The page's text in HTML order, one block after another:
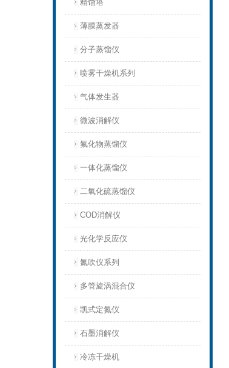
精馏塔
薄膜蒸发器
分子蒸馏仪
喷雾干燥机系列
气体发生器
微波消解仪
氟化物蒸馏仪
一体化蒸馏仪
二氧化硫蒸馏仪
COD消解仪
光化学反应仪
氮吹仪系列
多管旋涡混合仪
凯式定氮仪
石墨消解仪
冷冻干燥机